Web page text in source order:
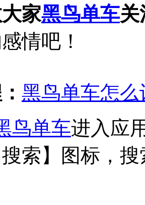
家黑鸟单车关
情吧！
黑鸟单车怎
鸟单车进入应
索】图标，